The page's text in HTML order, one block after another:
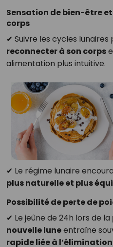
Sensation de bien-être
corps
✔ Suivre les cycles
reconnecter à son corps
alimentation plus intuitive.
✔ Le régime lunaire
plus naturelle et plus
Possibilité de perte de
✔ Le jeûne de 24h lors de la
nouvelle luneentraîne
rapide liée à l’élimination